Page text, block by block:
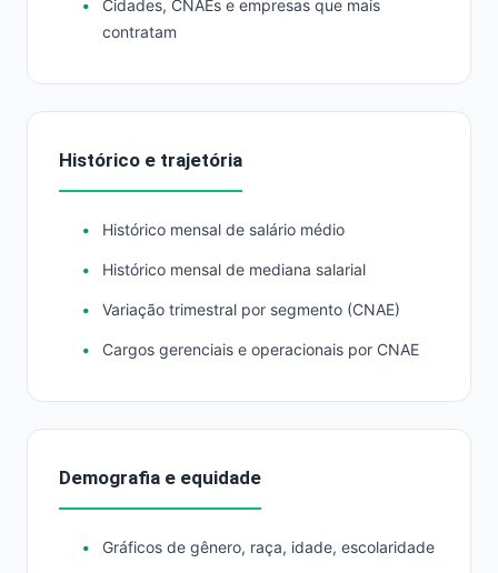
Cidades, CNAEs e empresas que mais
contratam
Histórico e trajetória
Histórico mensal de salário médio
Histórico mensal de mediana salarial
Variação trimestral por segmento (CNAE)
Cargos gerenciais e operacionais por CNAE
Demografia e equidade
Gráficos de gênero, raça, idade, escolaridade